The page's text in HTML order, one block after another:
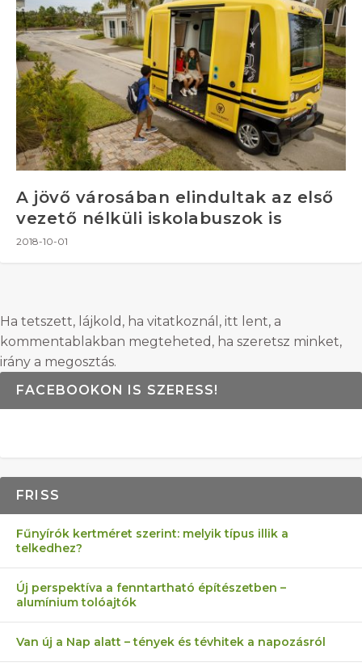
A jövő városában elindultak az első
vezető nélküli iskolabuszok is
2018-10-01
Ha tetszett, lájkold, ha vitatkoznál, itt lent, a
kommentablakban megteheted, ha szeretsz minket,
irány a megosztás.
FACEBOOKON IS SZERESS!
FRISS
Fűnyírók kertméret szerint: melyik típus illik a
telkedhez?
Új perspektíva a fenntartható építészetben –
alumínium tolóajtók
Van új a Nap alatt – tények és tévhitek a napozásról